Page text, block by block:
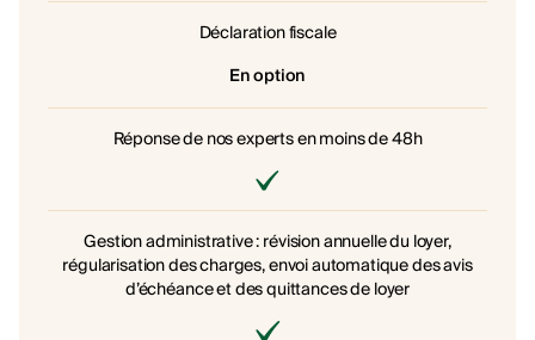
Déclaration fiscale
En option
Réponse de nos experts en moins de 48h
Gestion administrative : révision annuelle du loyer,
régularisation des charges, envoi automatique des avis
d’échéance et des quittances de loyer